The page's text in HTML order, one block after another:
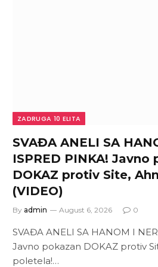
ZADRUGA 10 ELITA
SVAĐA ANELI SA
ISPRED PINKA! Javno
DOKAZ protiv Site,
(VIDEO)
By admin August 6, 2026 0
SVAĐA ANELI SA HANOM I
Javno pokazan DOKAZ protiv
poletela!…